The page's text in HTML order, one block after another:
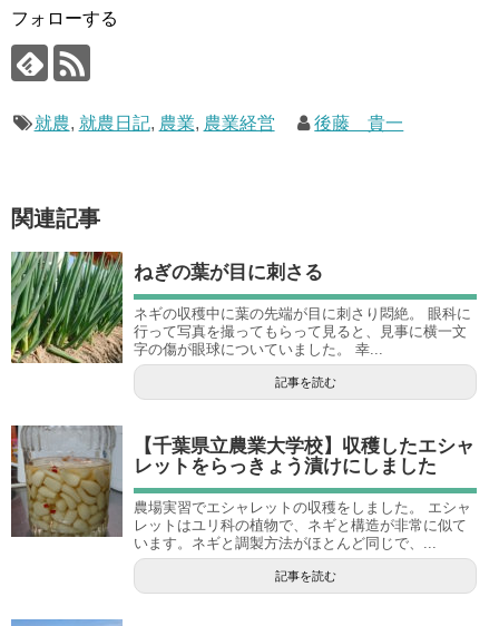
フォローする
就農, 就農日記, 農業, 農業経営 後藤 貴一
関連記事
ねぎの葉が目に刺さる
ネギの収穫中に葉の先端が目に刺さり悶絶。 眼科に
行って写真を撮ってもらって見ると、見事に横一文
字の傷が眼球についていました。 幸...
記事を読む
【千葉県立農業大学校】収穫したエシャ
レットをらっきょう漬けにしました
農場実習でエシャレットの収穫をしました。 エシャ
レットはユリ科の植物で、ネギと構造が非常に似て
います。ネギと調製方法がほとんど同じで、...
記事を読む